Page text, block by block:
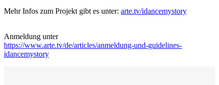
Mehr Infos zum Projekt gibt es unter: arte.tv/idancemystory
Anmeldung unter
https://www.arte.tv/de/articles/anmeldung-und-guidelines-
idancemystory